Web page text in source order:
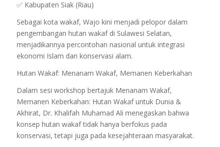
✅ Kabupaten Siak (Riau)
Sebagai kota wakaf, Wajo kini menjadi pelopor dalam
pengembangan hutan wakaf di Sulawesi Selatan,
menjadikannya percontohan nasional untuk integrasi
ekonomi Islam dan konservasi alam.
Hutan Wakaf: Menanam Wakaf, Memanen Keberkahan
Dalam sesi workshop bertajuk Menanam Wakaf,
Memanen Keberkahan: Hutan Wakaf untuk Dunia &
Akhirat, Dr. Khalifah Muhamad Ali menegaskan bahwa
konsep hutan wakaf tidak hanya berfokus pada
konservasi, tetapi juga pada kesejahteraan masyarakat.